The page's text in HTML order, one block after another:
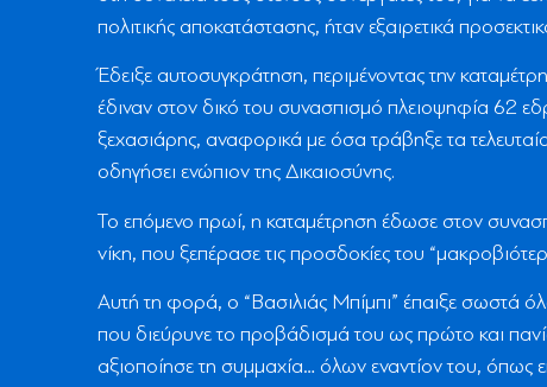
πολιτικής αποκατάστασης, ήταν εξαιρετικά
Έδειξε αυτοσυγκράτηση, περιμένοντας την
έδιναν στον δικό του συνασπισμό πλειοψηφία 62
ξεχασιάρης, αναφορικά με όσα τράβηξε τα
οδηγήσει ενώπιον της Δικαιοσύνης.
Το επόμενο πρωί, η καταμέτρηση έδωσε στον
νίκη, που ξεπέρασε τις προσδοκίες του
Αυτή τη φορά, ο “Βασιλιάς Μπίμπι” έπαιξε σωστά
που διεύρυνε το προβάδισμά του ως πρώτο και
αξιοποίησε τη συμμαχία… όλων εναντίον του,